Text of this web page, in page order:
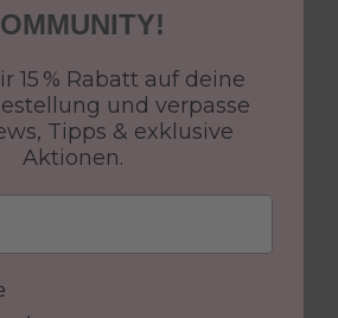
den höchsten
sterile Verpackung
Spenders
Tropfen aufbrauchen
15 % Rabatt auf deine
und verpasse
Tipps & exklusive
Aktionen.